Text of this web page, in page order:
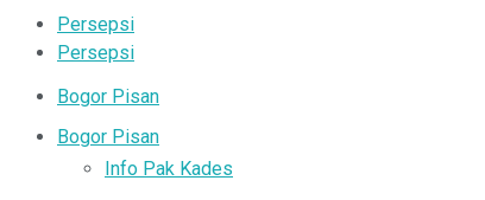
Persepsi
Bogor Pisan
Persepsi
Bogor Pisan
Info Pak Kades